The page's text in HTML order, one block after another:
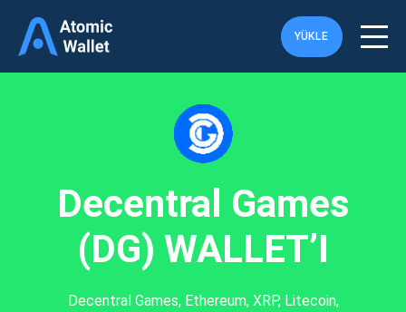
YÜKLE
Decentral Games
(DG) WALLET’I
Decentral Games, Ethereum, XRP, Litecoin,